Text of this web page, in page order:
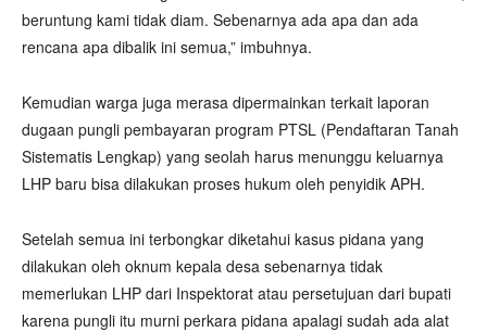
beruntung kami tidak diam. Sebenarnya ada apa dan ada
rencana apa dibalik ini semua,” imbuhnya.
Kemudian warga juga merasa dipermainkan terkait laporan
dugaan pungli pembayaran program PTSL (Pendaftaran Tanah
Sistematis Lengkap) yang seolah harus menunggu keluarnya
LHP baru bisa dilakukan proses hukum oleh penyidik APH.
Setelah semua ini terbongkar diketahui kasus pidana yang
dilakukan oleh oknum kepala desa sebenarnya tidak
memerlukan LHP dari Inspektorat atau persetujuan dari bupati
karena pungli itu murni perkara pidana apalagi sudah ada alat